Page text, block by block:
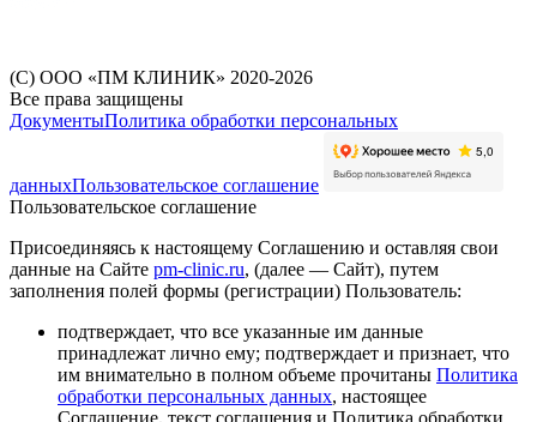
(С) ООО «ПМ КЛИНИК» 2020-2026
Все права защищены
ДокументыПолитика обработки персональных
данныхПользовательское соглашение
Пользовательское соглашение
Присоединяясь к настоящему Соглашению и оставляя свои
данные на Сайте pm-clinic.ru, (далее — Сайт), путем
заполнения полей формы (регистрации) Пользователь:
подтверждает, что все указанные им данные
принадлежат лично ему; подтверждает и признает, что
им внимательно в полном объеме прочитаны Политика
обработки персональных данных, настоящее
Соглашение, текст соглашения и Политика обработки